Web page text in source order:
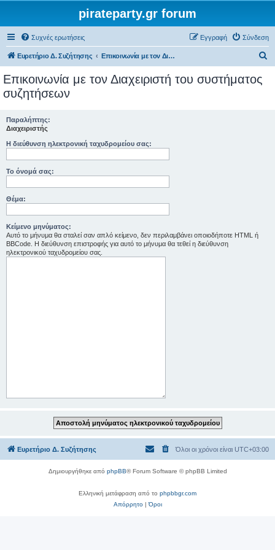
pirateparty.gr forum
Συχνές ερωτήσεις Σύνδεση
Εγγραφή
Ευρετήριο Δ. Συζήτησης Επικοινωνία με τον Διαχειριστή του συστήματος συζητήσεων
Επικοινωνία με τον Διαχειριστή του συστήματος
συζητήσεων
Παραλήπτης:
Διαχειριστής
Η διεύθυνση ηλεκτρονική ταχυδρομείου σας:
Το όνομά σας:
Θέμα:
Κείμενο μηνύματος:
Αυτό το μήνυμα θα σταλεί σαν απλό κείμενο, δεν περιλαμβάνει οποιοδήποτε HTML ή
BBCode. Η διεύθυνση επιστροφής για αυτό το μήνυμα θα τεθεί η διεύθυνση
ηλεκτρονικού ταχυδρομείου σας.
Ευρετήριο Δ. Συζήτησης Όλοι οι χρόνοι είναι UTC+03:00
Δημιουργήθηκε από phpBB® Forum Software © phpBB Limited
Ελληνική μετάφραση από το phpbbgr.com
Απόρρητο|Όροι